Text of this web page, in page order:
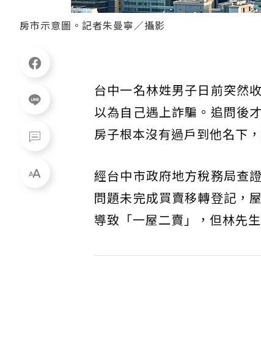
房市示意圖。記者朱曼寧／攝影
台中一名林姓男子日前突然
以為自己遇上詐騙。追問後
房子根本沒有過戶到他名下
經台中市政府地方稅務局查
問題未完成買賣移轉登記，
導致「一屋二賣」，但林先